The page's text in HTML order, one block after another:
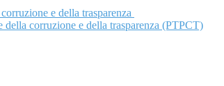
e della trasparenza
della corruzione e della trasparenza (PTPCT)